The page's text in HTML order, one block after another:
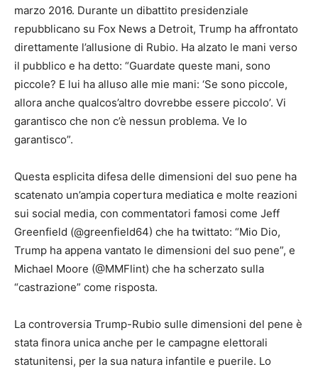
marzo 2016. Durante un dibattito presidenziale
repubblicano su Fox News a Detroit, Trump ha affrontato
direttamente l’allusione di Rubio. Ha alzato le mani verso
il pubblico e ha detto: “Guardate queste mani, sono
piccole? E lui ha alluso alle mie mani: ‘Se sono piccole,
allora anche qualcos’altro dovrebbe essere piccolo’. Vi
garantisco che non c’è nessun problema. Ve lo
garantisco”.
Questa esplicita difesa delle dimensioni del suo pene ha
scatenato un’ampia copertura mediatica e molte reazioni
sui social media, con commentatori famosi come Jeff
Greenfield (@greenfield64) che ha twittato: “Mio Dio,
Trump ha appena vantato le dimensioni del suo pene”, e
Michael Moore (@MMFlint) che ha scherzato sulla
“castrazione” come risposta.
La controversia Trump-Rubio sulle dimensioni del pene è
stata finora unica anche per le campagne elettorali
statunitensi, per la sua natura infantile e puerile. Lo